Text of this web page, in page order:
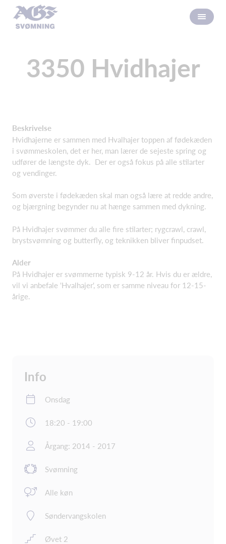
3350 Hvidhajer
Beskrivelse
Hvidhajerne er sammen med Hvalhajer toppen af fødekæden
i svømmeskolen, det er her, man lærer de sejeste spring og
udfører de længste dyk. Der er også fokus på alle stilarter
og vendinger.
Som øverste i fødekæden skal man også lære at redde andre,
og bjærgning begynder nu at hænge sammen med dykning.
På Hvidhajer svømmer du alle fire stilarter; rygcrawl, crawl,
brystsvømning og butterfly, og teknikken bliver finpudset.
Alder
På Hvidhajer er svømmerne typisk 9-12 år. Hvis du er ældre,
vil vi anbefale 'Hvalhajer', som er samme niveau for 12-15-
årige.
Info
Onsdag
18:20 - 19:00
Årgang: 2014 - 2017
Svømning
Alle køn
Søndervangskolen
Øvet 2